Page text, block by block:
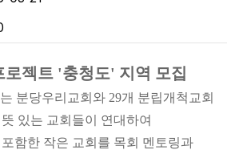
로젝트 '충청도' 지역 모집
분당우리교회와 29개 분립개척교회
있는 교회들이 연대하여
함한 작은 교회를 목회 멘토링과